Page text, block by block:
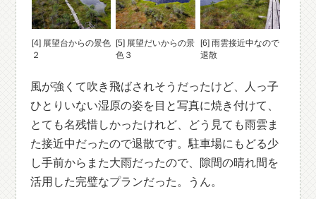
[4] 展望台からの景色
２
[5] 展望だいからの景
色３
[6] 雨雲接近中なので
退散
風が強くて吹き飛ばされそうだったけど、人っ子
ひとりいない湿原の姿を目と写真に焼き付けて、
とても名残惜しかったけれど、どう見ても雨雲ま
た接近中だったので退散です。駐車場にもどる少
し手前からまた大雨だったので、隙間の晴れ間を
活用した完璧なプランだった。うん。